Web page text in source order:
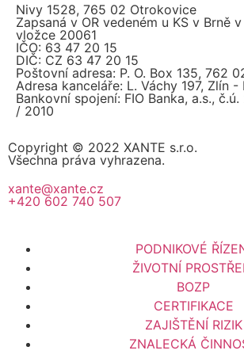
Nivy 1528, 765 02 Otrokovice
Zapsaná v OR vedeném u KS v Brně
vložce 20061
IČO: 63 47 20 15
DIČ: CZ 63 47 20 15
Poštovní adresa: P. O. Box 135, 762
Adresa kanceláře: L. Váchy 197, Zlín -
Bankovní spojení: FIO Banka, a.s.,
/ 2010
Copyright © 2022 XANTE s.r.o.
Všechna práva vyhrazena.
xante@xante.cz
+420 602 740 507
PODNIKOVÉ
ŽIVOTNÍ
BOZP
CERTIFIKACE
ZAJIŠTĚNÍ RIZIK
ZNALECKÁ